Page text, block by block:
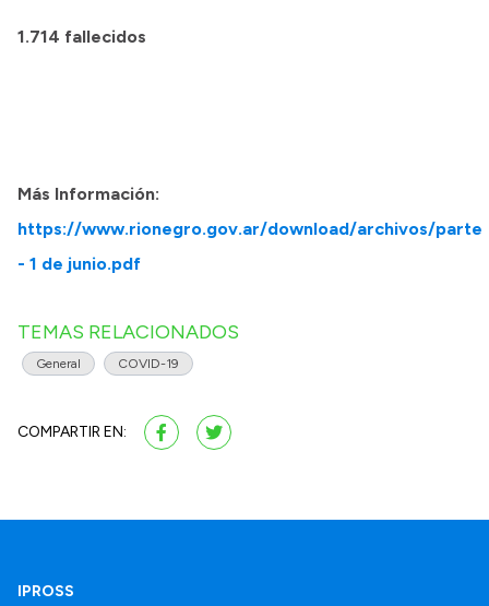
1.714 fallecidos
Más Información:
https://www.rionegro.gov.ar/download/archivos/parte
- 1 de junio.pdf
TEMAS RELACIONADOS
General COVID-19
COMPARTIR EN:
IPROSS